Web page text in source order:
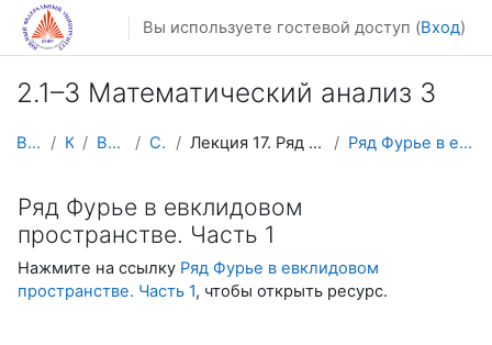
Перейти к основному содержанию
Вы используете гостевой доступ (Вход)
2.1–3 Математический анализ 3
В начало Курсы Видеолекции Calculus3 Лекция 17. Ряд Фурье в евклидовом пространстве Ряд Фурье в евклидовом пространстве. Часть 1
Ряд Фурье в евклидовом
пространстве. Часть 1
Нажмите на ссылку Ряд Фурье в евклидовом
пространстве. Часть 1, чтобы открыть ресурс.